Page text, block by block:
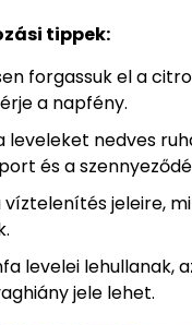
tippek:
forgassuk el a
a napfény.
leveleket nedves
és a
víztelenítés jeleire,
levelei lehullanak,
jele lehet.